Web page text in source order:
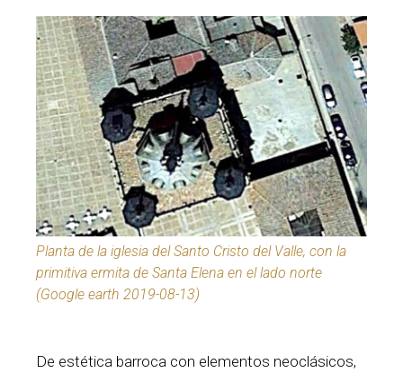
Planta de la iglesia del Santo Cristo del Valle, con la
primitiva ermita de Santa Elena en el lado norte
(Google earth 2019-08-13)
De estética barroca con elementos neoclásicos,